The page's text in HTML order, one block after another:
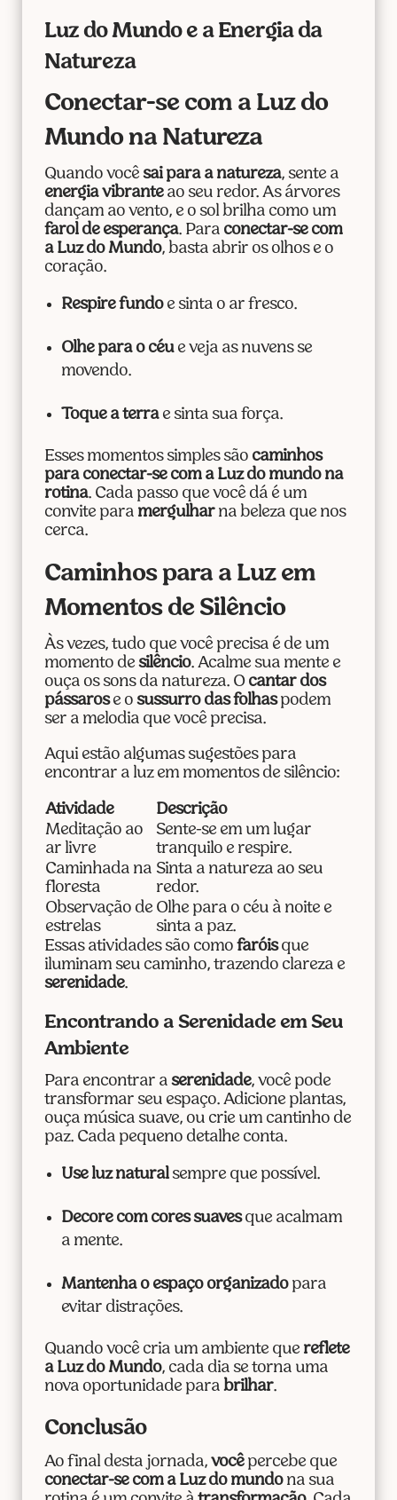
Luz do Mundo e a Energia da
Natureza
Conectar-se com a Luz do
Mundo na Natureza
Quando você sai para a natureza, sente a
energia vibranteao seu redor. As árvores
dançam ao vento, e o sol brilha como um
farol de esperança. Para conectar-se com
a Luz do Mundo, basta abrir os olhos e o
coração.
Respire fundoe sinta o ar fresco.
Olhe para o céue veja as nuvens se
movendo.
Toque a terrae sinta sua força.
Esses momentos simples são caminhos
para conectar-se com a Luz do mundo na
rotina. Cada passo que você dá é um
convite para mergulharna beleza que nos
cerca.
Caminhos para a Luz em
Momentos de Silêncio
Às vezes, tudo que você precisa é de um
momento de silêncio. Acalme sua mente e
ouça os sons da natureza. O cantar dos
pássarose o sussurro das folhaspodem
ser a melodia que você precisa.
Aqui estão algumas sugestões para
encontrar a luz em momentos de silêncio:
Atividade
Descrição
Meditação ao
ar livre
Sente-se em um lugar
tranquilo e respire.
Caminhada na
floresta
Sinta a natureza ao seu
redor.
Observação de
estrelas
Olhe para o céu à noite e
sinta a paz.
Essas atividades são como faróisque
iluminam seu caminho, trazendo clareza e
serenidade.
Encontrando a Serenidade em Seu
Ambiente
Para encontrar a serenidade, você pode
transformar seu espaço. Adicione plantas,
ouça música suave, ou crie um cantinho de
paz. Cada pequeno detalhe conta.
Use luz naturalsempre que possível.
Decore com cores suavesque acalmam
a mente.
Mantenha o espaço organizadopara
evitar distrações.
Quando você cria um ambiente que reflete
a Luz do Mundo, cada dia se torna uma
nova oportunidade para brilhar.
Conclusão
Ao final desta jornada, vocêpercebe que
conectar-se com a Luz do mundona sua